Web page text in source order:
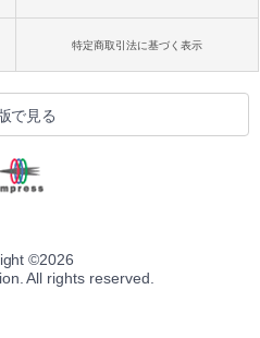
特定商取引法に基づく表示
で見る
©2026
All rights reserved.